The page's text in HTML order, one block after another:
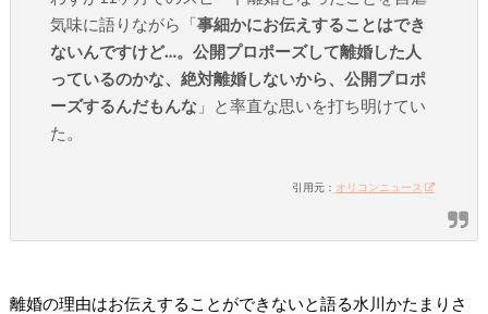
気味に語りながら「事細かにお伝えすることはでき
ないんですけど…。公開プロポーズして離婚した人
っているのかな、絶対離婚しないから、公開プロポ
ーズするんだもんな 」と率直な思いを打ち明けてい
た。
引用元： オリコンニュース
離婚の理由はお伝えすることができないと語る水川かたまりさ